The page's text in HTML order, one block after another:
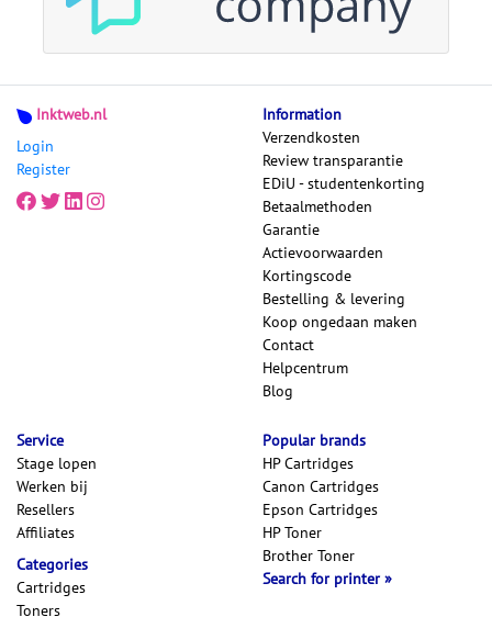
Inktweb.nl
Login
Register
Information
Verzendkosten
Review transparantie
EDiU - studentenkorting
Betaalmethoden
Garantie
Actievoorwaarden
Kortingscode
Bestelling & levering
Koop ongedaan maken
Contact
Helpcentrum
Blog
Service
Stage lopen
Werken bij
Resellers
Affiliates
Categories
Cartridges
Toners
Popular brands
HP Cartridges
Canon Cartridges
Epson Cartridges
HP Toner
Brother Toner
Search for printer